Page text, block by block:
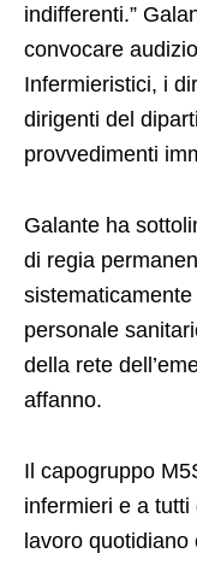
indifferenti.”
convocare
Infermieristici, i
dirigenti del
provvedimenti
Galante ha
di regia
personale
della rete
affanno.
Il capogruppo
infermieri e a
lavoro quotidiano